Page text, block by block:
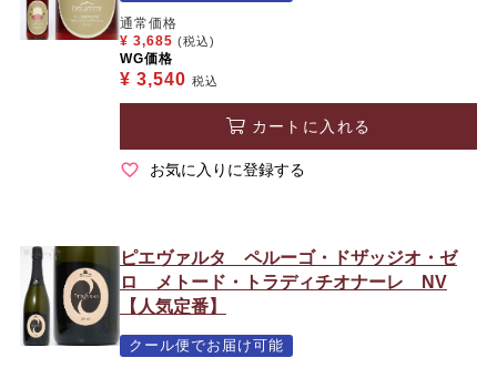
通常価格
¥ 3,685 (税込)
WG価格
¥ 3,540 税込
カートに入れる
お気に入りに登録する
ピエヴァルタ ペルーゴ・ドザッジオ・ゼ
ロ メトード・トラディチオナーレ NV
【人気定番】
クール便でお届け可能